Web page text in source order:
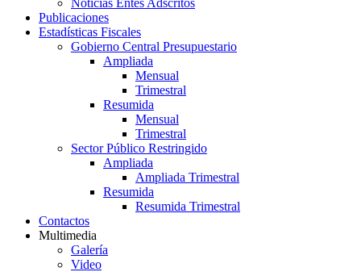
Noticias Entes Adscritos
Publicaciones
Estadísticas Fiscales
Gobierno Central Presupuestario
Ampliada
Mensual
Trimestral
Resumida
Mensual
Trimestral
Sector Público Restringido
Ampliada
Ampliada Trimestral
Resumida
Resumida Trimestral
Contactos
Multimedia
Galería
Video